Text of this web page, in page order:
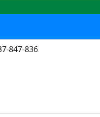
847-836